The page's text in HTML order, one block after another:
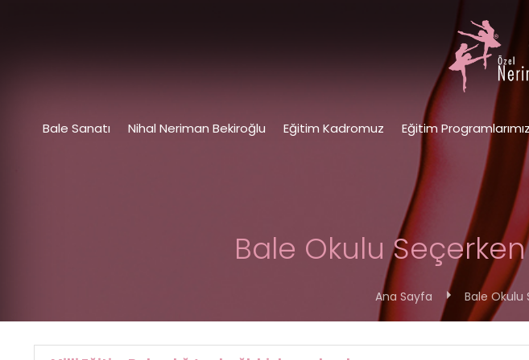
Bale Sanatı Nihal Neriman Bekiroğlu Eğitim Kadromuz Eğitim
Bale Okulu
Ana Sayfa Bale Okulu